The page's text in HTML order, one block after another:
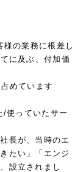
の業務に根差し
に及ぶ、付加価
めています
/使っていたサー
長が、当時のエ
たい」「エンジ
設立されまし